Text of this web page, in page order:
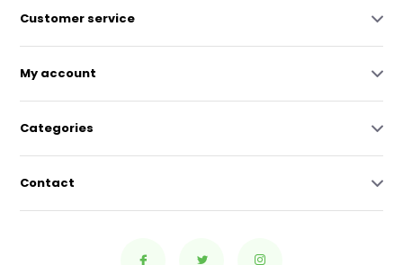
Customer service
My account
Categories
Contact